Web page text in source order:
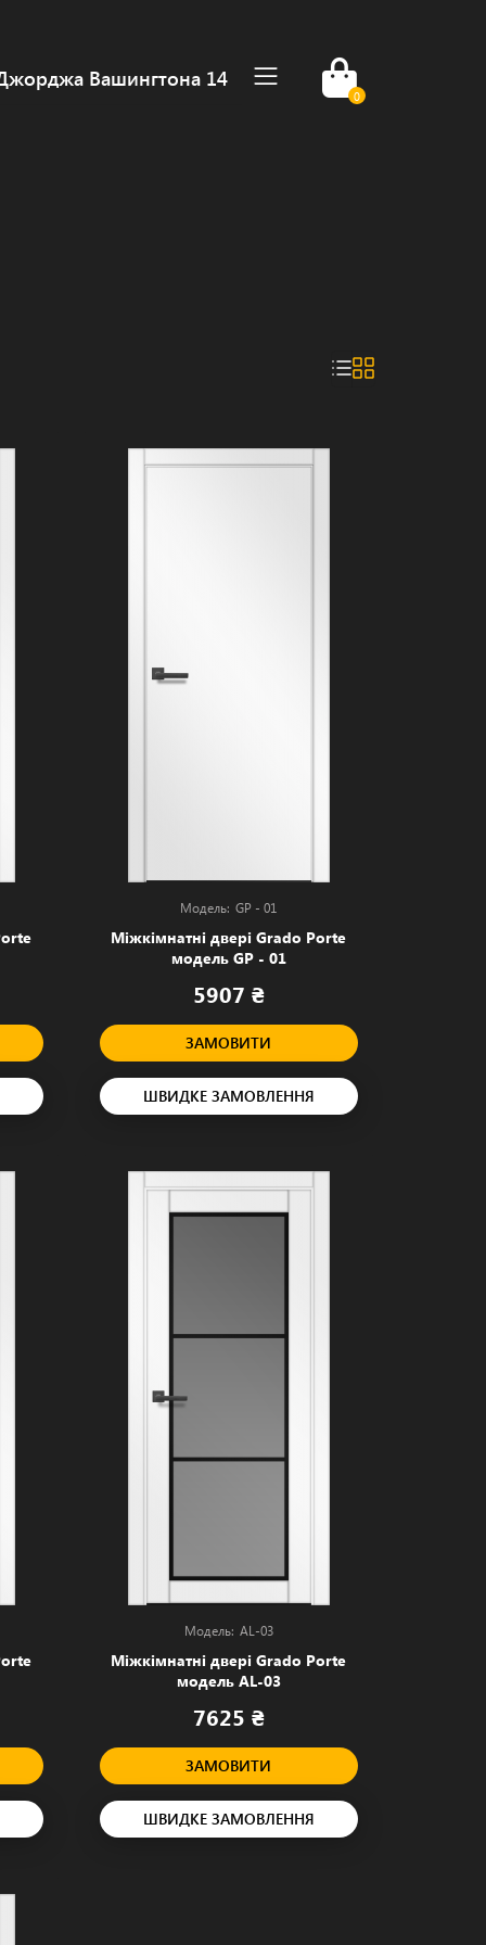
Вашингтона 14
0
GP - 01
Міжкімнатні двері Grado Porte
модель GP - 01
5907 ₴
ЗАМОВИТИ
ШВИДКЕ ЗАМОВЛЕННЯ
AL-03
Міжкімнатні двері Grado Porte
модель AL-03
7625 ₴
ЗАМОВИТИ
ШВИДКЕ ЗАМОВЛЕННЯ